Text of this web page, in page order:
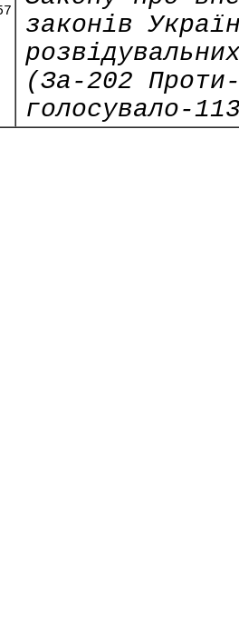
законів
(За-202
голосувало-